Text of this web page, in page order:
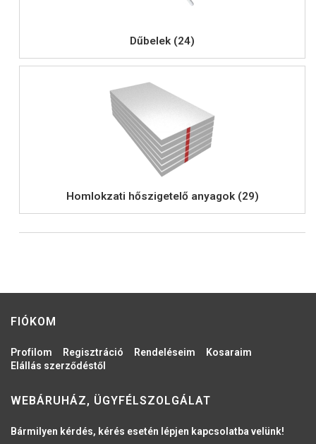
Dűbelek (24)
Homlokzati hőszigetelő anyagok (29)
FIÓKOM
Profilom Regisztráció Rendeléseim
Kosaraim
Elállás szerződéstől
WEBÁRUHÁZ, ÜGYFÉLSZOLGÁLAT
Bármilyen kérdés, kérés esetén lépjen kapcsolatba velünk!